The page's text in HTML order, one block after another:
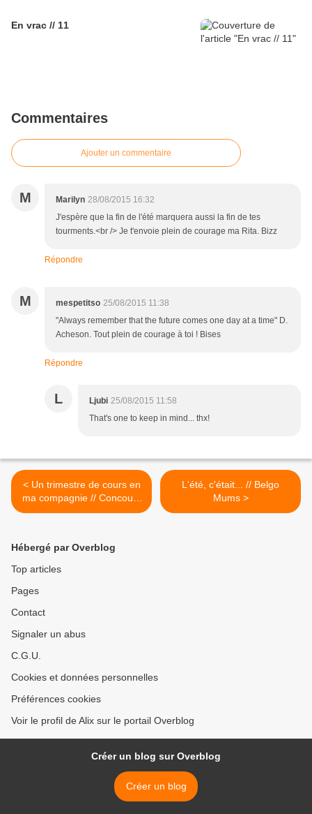
En vrac // 11
Commentaires
Ajouter un commentaire
M Marilyn 28/08/2015 16:32
J'espère que la fin de l'été marquera aussi la fin de tes
tourments.<br /> Je t'envoie plein de courage ma Rita. Bizz
Répondre
M mespetitso 25/08/2015 11:38
"Always remember that the future comes one day at a time" D.
Acheson. Tout plein de courage à toi ! Bises
Répondre
L Ljubi 25/08/2015 11:58
That's one to keep in mind... thx!
< Un trimestre de cours en
ma compagnie // Concours
SASASA
L'été, c'était... // Belgo
Mums >
Hébergé par Overblog
Top articles
Pages
Contact
Signaler un abus
C.G.U.
Cookies et données personnelles
Préférences cookies
Voir le profil de Alix sur le portail Overblog
Créer un blog sur Overblog
Créer un blog